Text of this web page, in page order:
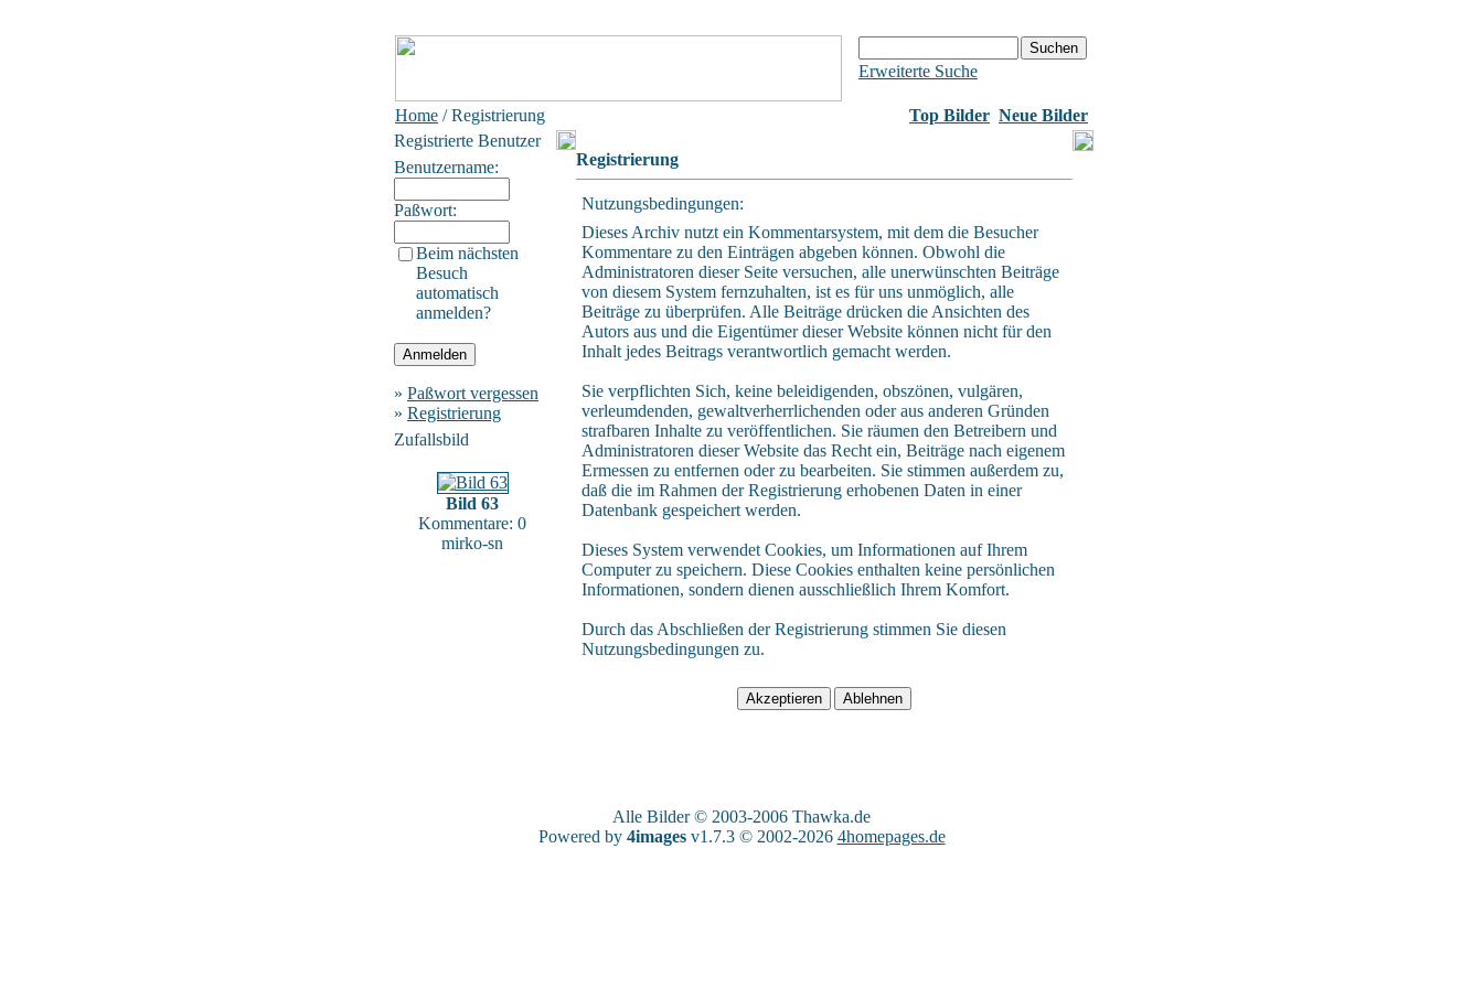
Erweiterte Suche
Home / Registrierung Top Bilder Neue Bilder
Registrierte Benutzer
Benutzername:
Paßwort:
Beim nächsten
Besuch
automatisch
anmelden?
» Paßwort vergessen
» Registrierung
Zufallsbild
Bild 63
Kommentare: 0
mirko-sn
Registrierung
Nutzungsbedingungen:
Dieses Archiv nutzt ein Kommentarsystem, mit dem die Besucher
Kommentare zu den Einträgen abgeben können. Obwohl die
Administratoren dieser Seite versuchen, alle unerwünschten Beiträge
von diesem System fernzuhalten, ist es für uns unmöglich, alle
Beiträge zu überprüfen. Alle Beiträge drücken die Ansichten des
Autors aus und die Eigentümer dieser Website können nicht für den
Inhalt jedes Beitrags verantwortlich gemacht werden.
Sie verpflichten Sich, keine beleidigenden, obszönen, vulgären,
verleumdenden, gewaltverherrlichenden oder aus anderen Gründen
strafbaren Inhalte zu veröffentlichen. Sie räumen den Betreibern und
Administratoren dieser Website das Recht ein, Beiträge nach eigenem
Ermessen zu entfernen oder zu bearbeiten. Sie stimmen außerdem zu,
daß die im Rahmen der Registrierung erhobenen Daten in einer
Datenbank gespeichert werden.
Dieses System verwendet Cookies, um Informationen auf Ihrem
Computer zu speichern. Diese Cookies enthalten keine persönlichen
Informationen, sondern dienen ausschließlich Ihrem Komfort.
Durch das Abschließen der Registrierung stimmen Sie diesen
Nutzungsbedingungen zu.
Alle Bilder © 2003-2006 Thawka.de
Powered by 4imagesv1.7.3 © 2002-2026 4homepages.de